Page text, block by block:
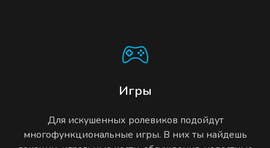
Игры
Для искушенных ролевиков подойдут
многофункциональные игры. В них ты найдешь